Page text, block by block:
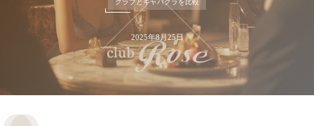
クラブとキャバクラを比較
2025年8月25日